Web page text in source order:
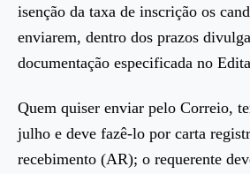
isenção da taxa de inscrição os
enviarem, dentro dos prazos
documentação especificada no
Quem quiser enviar pelo Correio,
julho e deve fazê-lo por carta
recebimento (AR); o requerente